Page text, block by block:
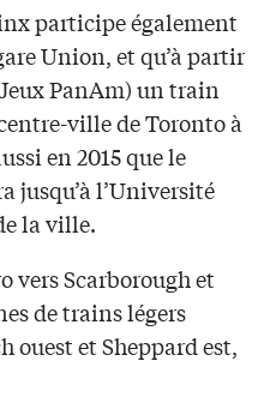
participe également
Union, et qu’à partir
PanAm) un train
ville de Toronto à
en 2015 que le
jusqu’à l’Université
la ville.
vers Scarborough et
de trains légers
ouest et Sheppard est,